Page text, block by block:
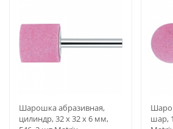
Шарошка абразивная,
цилиндр, 32 x 32 x 6 мм,
шар,